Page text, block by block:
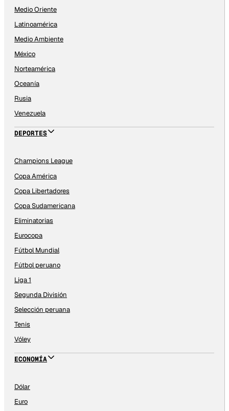
Medio Oriente
Latinoamérica
Medio Ambiente
México
Norteamérica
Oceanía
Rusia
Venezuela
DEPORTES
Champions League
Copa América
Copa Libertadores
Copa Sudamericana
Eliminatorias
Eurocopa
Fútbol Mundial
Fútbol peruano
Liga 1
Segunda División
Selección peruana
Tenis
Vóley
ECONOMÍA
Dólar
Euro